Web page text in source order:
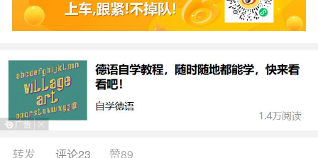
的问题，但是小问题不注意可能会引起大麻烦，下
面就这个问题给大家做一些解读：
一、78年属马未来十年大运
1978年属马者未来十年整体运势稳中有升，尤
以2025至2027年为关键上升期。命理上，78年属午
火之马，进入2025乙巳年，天干透出正印，地支巳
转发 评论23 赞89